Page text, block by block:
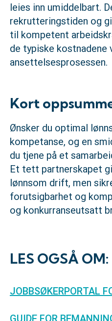
leies inn umiddelbart.
rekrutteringstiden og
til kompetent
de typiske kostnadene
ansettelsesprosessen.
Kort
Ønsker du optimal
kompetanse, og en
du tjene på et
Et tett partnerskapet
lønnsom drift, men
forutsigbarhet og
og konkurranseutsatt
LES OGSÅ OM:
JOBBSØKERPORTAL
GUIDE FOR